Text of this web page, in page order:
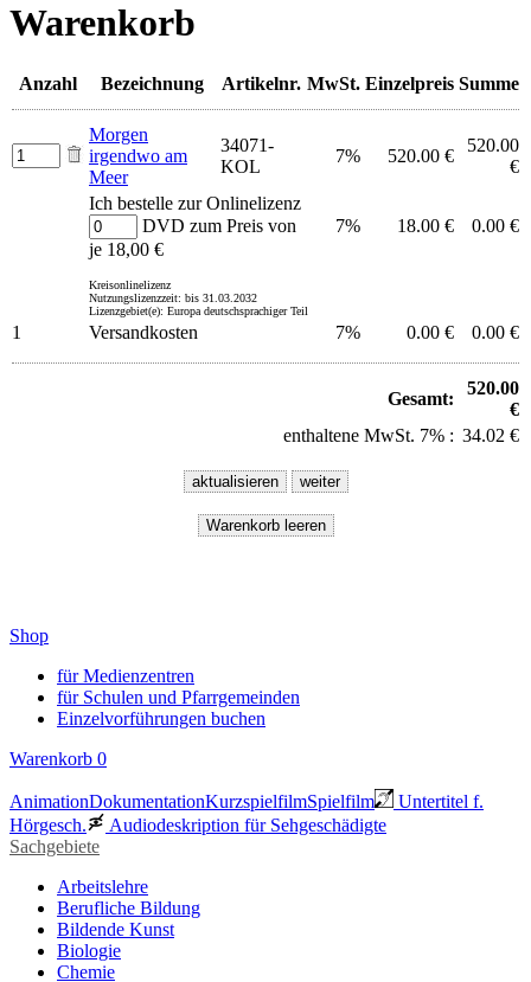
Warenkorb
Anzahl Bezeichnung Artikelnr. MwSt. Einzelpreis Summe
Morgen
irgendwo am
Meer
34071-
KOL
7% 520.00 €
520.00
€
Ich bestelle zur Onlinelizenz
DVD zum Preis von
je 18,00 €
7% 18.00 € 0.00 €
Kreisonlinelizenz
Nutzungslizenzzeit: bis 31.03.2032
Lizenzgebiet(e): Europa deutschsprachiger Teil
1 Versandkosten 7% 0.00 € 0.00 €
Gesamt:
520.00
€
enthaltene MwSt. 7% : 34.02 €
Shop
für Medienzentren
für Schulen und Pfarrgemeinden
Einzelvorführungen buchen
Warenkorb 0
AnimationDokumentationKurzspielfilmSpielfilm
Untertitel f.
Hörgesch.
Audiodeskription für Sehgeschädigte
Sachgebiete
Arbeitslehre
Berufliche Bildung
Bildende Kunst
Biologie
Chemie